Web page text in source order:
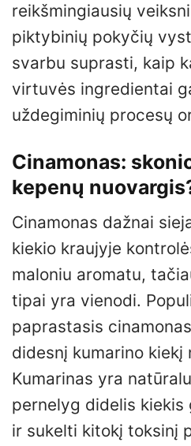
reikšmingiausių
piktybinių pokyčių
svarbu suprasti, kaip
virtuvės ingredientai
uždegiminių procesų
Cinamonas:
kepenų
Cinamonas dažnai
kiekio kraujyje
maloniu aromatu,
tipai yra vienodi.
paprastasis
didesnį kumarino kiekį
Kumarinas yra
pernelyg didelis
ir sukelti kitokį toksinį